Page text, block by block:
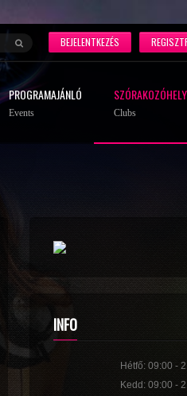
BEJELENTKEZÉS
PROGRAMAJÁNLÓ
Events Clubs
INFO
Hétfő: 09:00 -
Kedd: 09:00 -